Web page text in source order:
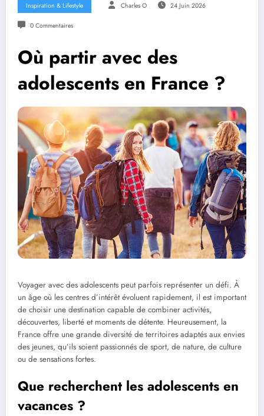
Inspiration & Lifestyle Charles O 24 Juin 2026
0 Commentaires
Où partir avec des
adolescents en France ?
Voyager avec des adolescents peut parfois représenter un défi. À
un âge où les centres d’intérêt évoluent rapidement, il est important
de choisir une destination capable de combiner activités,
découvertes, liberté et moments de détente. Heureusement, la
France offre une grande diversité de territoires adaptés aux envies
des jeunes, qu’ils soient passionnés de sport, de nature, de culture
ou de sensations fortes.
Que recherchent les adolescents en
vacances ?